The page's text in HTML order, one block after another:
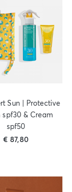
Sun | Protective
spf30 & Cream
spf50
€ 87,80